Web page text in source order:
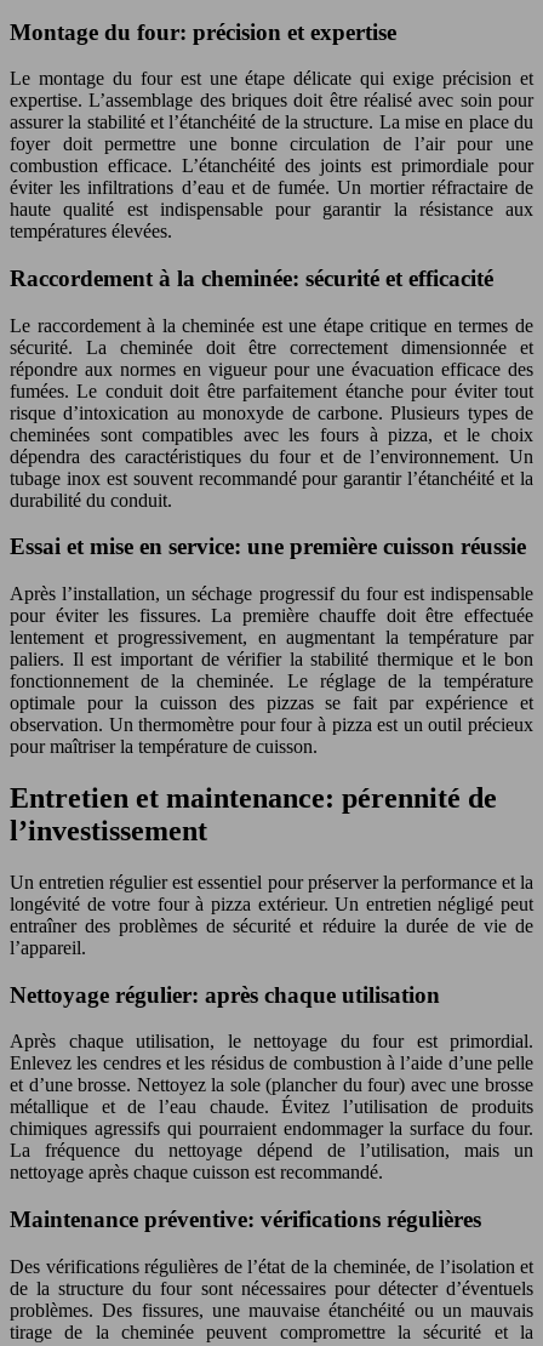
Montage du four: précision et expertise
Le montage du four est une étape délicate qui exige précision et
expertise. L’assemblage des briques doit être réalisé avec soin pour
assurer la stabilité et l’étanchéité de la structure. La mise en place du
foyer doit permettre une bonne circulation de l’air pour une
combustion efficace. L’étanchéité des joints est primordiale pour
éviter les infiltrations d’eau et de fumée. Un mortier réfractaire de
haute qualité est indispensable pour garantir la résistance aux
températures élevées.
Raccordement à la cheminée: sécurité et efficacité
Le raccordement à la cheminée est une étape critique en termes de
sécurité. La cheminée doit être correctement dimensionnée et
répondre aux normes en vigueur pour une évacuation efficace des
fumées. Le conduit doit être parfaitement étanche pour éviter tout
risque d’intoxication au monoxyde de carbone. Plusieurs types de
cheminées sont compatibles avec les fours à pizza, et le choix
dépendra des caractéristiques du four et de l’environnement. Un
tubage inox est souvent recommandé pour garantir l’étanchéité et la
durabilité du conduit.
Essai et mise en service: une première cuisson réussie
Après l’installation, un séchage progressif du four est indispensable
pour éviter les fissures. La première chauffe doit être effectuée
lentement et progressivement, en augmentant la température par
paliers. Il est important de vérifier la stabilité thermique et le bon
fonctionnement de la cheminée. Le réglage de la température
optimale pour la cuisson des pizzas se fait par expérience et
observation. Un thermomètre pour four à pizza est un outil précieux
pour maîtriser la température de cuisson.
Entretien et maintenance: pérennité de
l’investissement
Un entretien régulier est essentiel pour préserver la performance et la
longévité de votre four à pizza extérieur. Un entretien négligé peut
entraîner des problèmes de sécurité et réduire la durée de vie de
l’appareil.
Nettoyage régulier: après chaque utilisation
Après chaque utilisation, le nettoyage du four est primordial.
Enlevez les cendres et les résidus de combustion à l’aide d’une pelle
et d’une brosse. Nettoyez la sole (plancher du four) avec une brosse
métallique et de l’eau chaude. Évitez l’utilisation de produits
chimiques agressifs qui pourraient endommager la surface du four.
La fréquence du nettoyage dépend de l’utilisation, mais un
nettoyage après chaque cuisson est recommandé.
Maintenance préventive: vérifications régulières
Des vérifications régulières de l’état de la cheminée, de l’isolation et
de la structure du four sont nécessaires pour détecter d’éventuels
problèmes. Des fissures, une mauvaise étanchéité ou un mauvais
tirage de la cheminée peuvent compromettre la sécurité et la